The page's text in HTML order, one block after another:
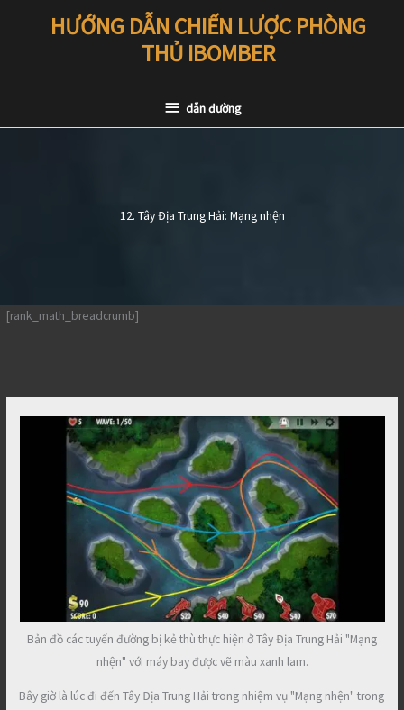
HƯỚNG DẪN CHIẾN LƯỢC PHÒNG
THỦ IBOMBER
dẫndẫn đường
12. Tây Địa Trung Hải: Mạng nhện
[rank_math_breadcrumb]
Bản đồ các tuyến đường bị kẻ thù thực hiện ở Tây Địa Trung Hải "Mạng
nhện" với máy bay được vẽ màu xanh lam.
Bây giờ là lúc đi đến Tây Địa Trung Hải trong nhiệm vụ "Mạng nhện" trong